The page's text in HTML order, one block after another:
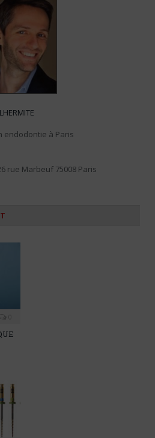
endodontie à Paris
rue Marbeuf 75008 Paris